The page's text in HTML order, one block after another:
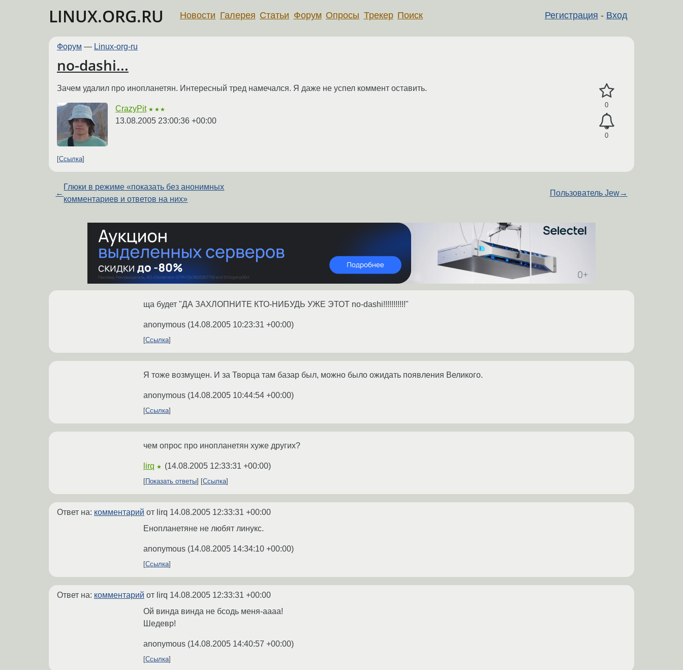
LINUX.ORG.RU Регистрация - Вход
Новости Галерея Статьи Форум Опросы Трекер Поиск
Форум — Linux-org-ru
no-dashi...
0
0
Зачем удалил про инопланетян. Интересный тред намечался. Я даже не успел коммент оставить.
CrazyPit ★★★
13.08.2005 23:00:36 +00:00
Ссылка
←
Глюки в режиме «показать без анонимных
комментариев и ответов на них»
Пользователь Jew→
ща будет "ДА ЗАХЛОПНИТЕ КТО-НИБУДЬ УЖЕ ЭТОТ no-dashi!!!!!!!!!!!"
anonymous (14.08.2005 10:23:31 +00:00)
Ссылка
Я тоже возмущен. И за Творца там базар был, можно было ожидать появления Великого.
anonymous (14.08.2005 10:44:54 +00:00)
Ссылка
чем опрос про инопланетян хуже других?
lirq ★ (14.08.2005 12:33:31 +00:00)
Показать ответы Ссылка
Ответ на: комментарий от lirq 14.08.2005 12:33:31 +00:00
Енопланетяне не любят линукс.
anonymous (14.08.2005 14:34:10 +00:00)
Ссылка
Ответ на: комментарий от lirq 14.08.2005 12:33:31 +00:00
Ой винда винда не бсодь меня-аааа!
Шедевр!
anonymous (14.08.2005 14:40:57 +00:00)
Ссылка